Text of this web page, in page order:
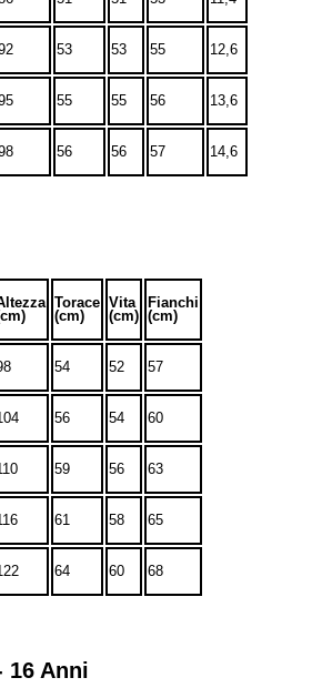
53 53 55 12,6
55 55 56 13,6
56 56 57 14,6
Torace
(cm)
Vita
(cm)
Fianchi
(cm)
54 52 57
56 54 60
59 56 63
61 58 65
64 60 68
16 Anni